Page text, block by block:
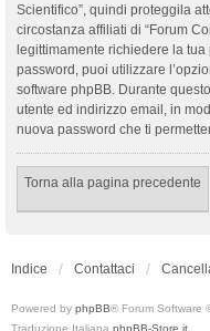
Scientifico”, quindi proteggila
circostanza affiliati di “Forum
legittimamente richiedere la
password, puoi utilizzare
software phpBB. Durante
utente ed indirizzo email, in
nuova password che ti
Torna alla pagina precedente
Indice Contattaci
Powered by phpBB® Forum Software
Traduzione Italiana phpBB-Store.it